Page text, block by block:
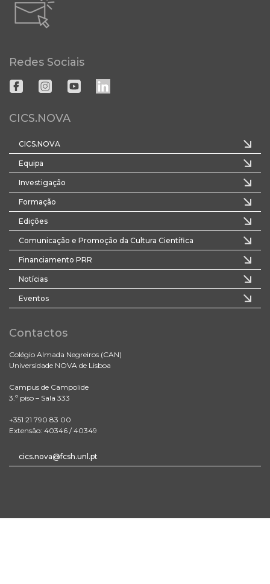
Redes Sociais
CICS.NOVA
CICS.NOVA
Equipa
Investigação
Formação
Edições
Comunicação e Promoção da Cultura Científica
Financiamento PRR
Notícias
Eventos
Contactos
Colégio Almada Negreiros (CAN)
Universidade NOVA de Lisboa
Campus de Campolide
3.º piso – Sala 333
+351 21 790 83 00
Extensão: 40346 / 40349
cics.nova@fcsh.unl.pt